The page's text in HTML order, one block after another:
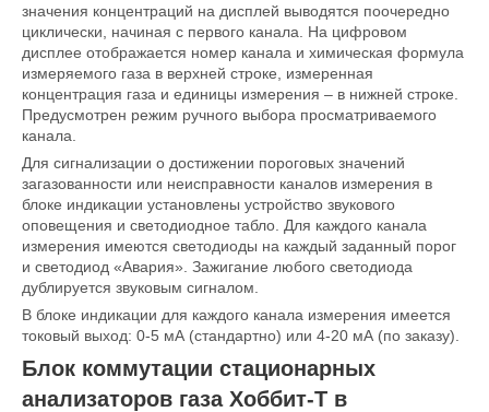
значения концентраций на дисплей выводятся поочередно
циклически, начиная с первого канала. На цифровом
дисплее отображается номер канала и химическая формула
измеряемого газа в верхней строке, измеренная
концентрация газа и единицы измерения – в нижней строке.
Предусмотрен режим ручного выбора просматриваемого
канала.
Для сигнализации о достижении пороговых значений
загазованности или неисправности каналов измерения в
блоке индикации установлены устройство звукового
оповещения и светодиодное табло. Для каждого канала
измерения имеются светодиоды на каждый заданный порог
и светодиод «Авария». Зажигание любого светодиода
дублируется звуковым сигналом.
В блоке индикации для каждого канала измерения имеется
токовый выход: 0-5 мА (стандартно) или 4-20 мА (по заказу).
Блок коммутации стационарных
анализаторов газа Хоббит-Т в